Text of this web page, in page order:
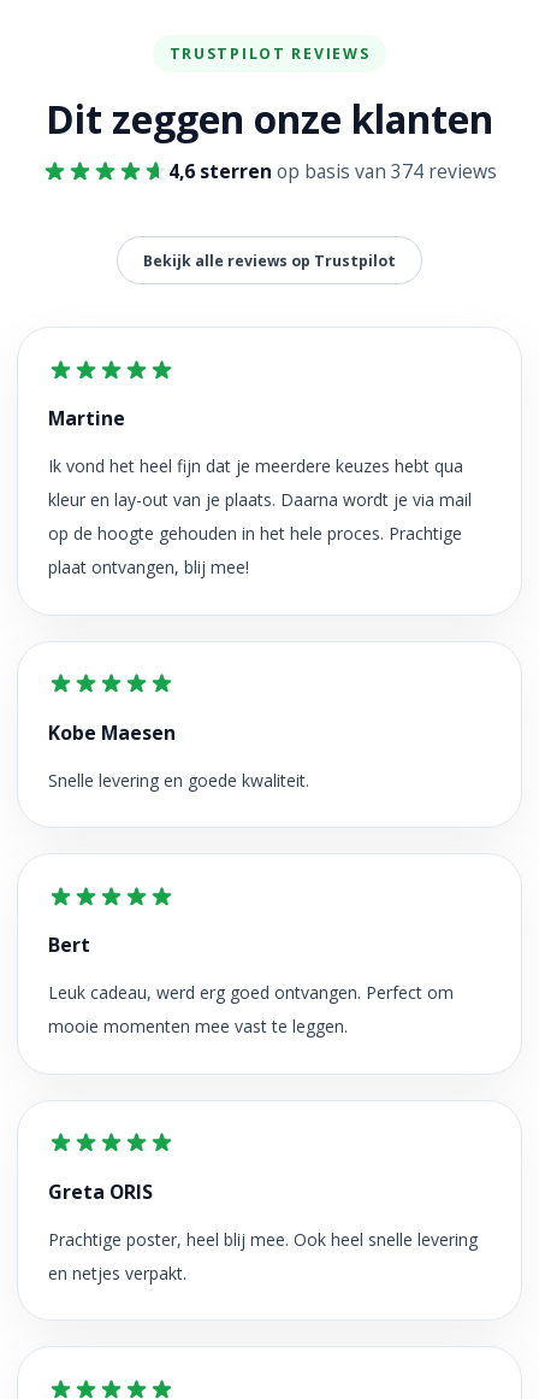
TRUSTPILOT REVIEWS
Dit zeggen onze klanten
4,6 sterren op basis van 374 reviews
Bekijk alle reviews op Trustpilot
Martine
Ik vond het heel fijn dat je meerdere keuzes hebt qua
kleur en lay-out van je plaats. Daarna wordt je via mail
op de hoogte gehouden in het hele proces. Prachtige
plaat ontvangen, blij mee!
Kobe Maesen
Snelle levering en goede kwaliteit.
Bert
Leuk cadeau, werd erg goed ontvangen. Perfect om
mooie momenten mee vast te leggen.
Greta ORIS
Prachtige poster, heel blij mee. Ook heel snelle levering
en netjes verpakt.